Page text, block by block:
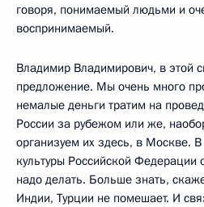
говоря, понимаемый людьми и
воспринимаемый.
Владимир Владимирович, в этой
предложение. Мы очень много
немалые деньги тратим на
России за рубежом или же,
организуем их здесь, в Москве.
культуры Российской Федерации
надо делать. Больше знать,
Индии, Турции не помешает. И